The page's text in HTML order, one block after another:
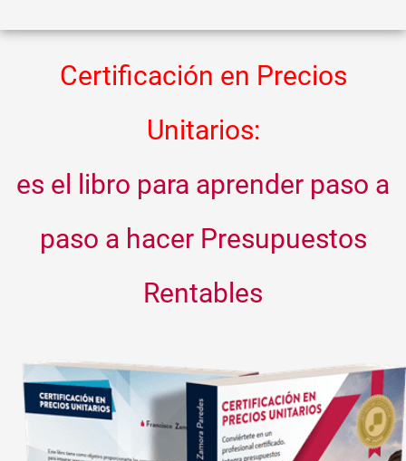
Certificación en Precios
Unitarios:
es el libro para aprender paso a
paso a hacer Presupuestos
Rentables